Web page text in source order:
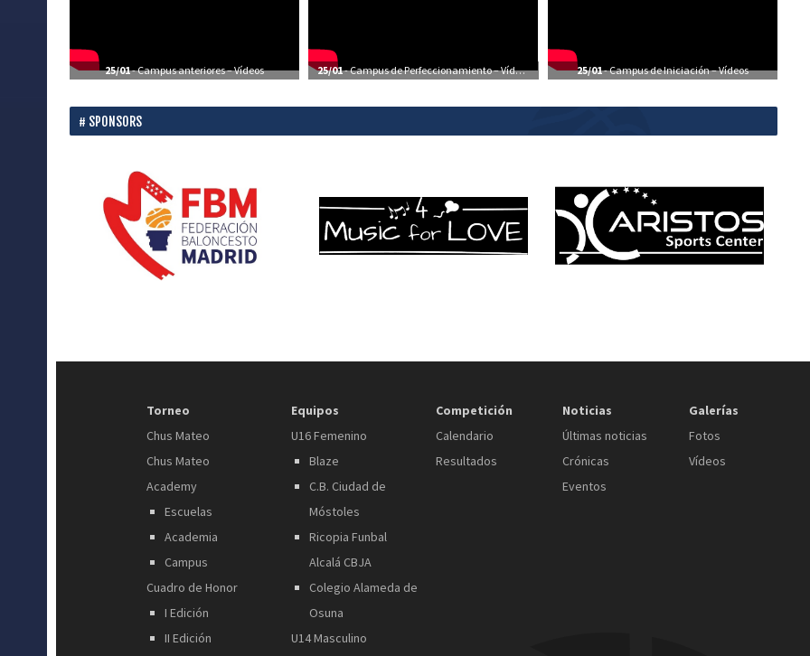
25/01- Campus anteriores – Vídeos 25/01- Campus de Perfeccionamiento – Vídeos 25/01- Campus de Iniciación – Vídeos
SPONSORS
Torneo
Chus Mateo
Chus Mateo
Academy
Escuelas
Academia
Campus
Cuadro de Honor
I Edición
II Edición
Equipos
U16 Femenino
Blaze
C.B. Ciudad de
Móstoles
Ricopia Funbal
Alcalá CBJA
Colegio Alameda de
Osuna
U14 Masculino
Competición
Calendario
Resultados
Noticias
Últimas noticias
Crónicas
Eventos
Galerías
Fotos
Vídeos